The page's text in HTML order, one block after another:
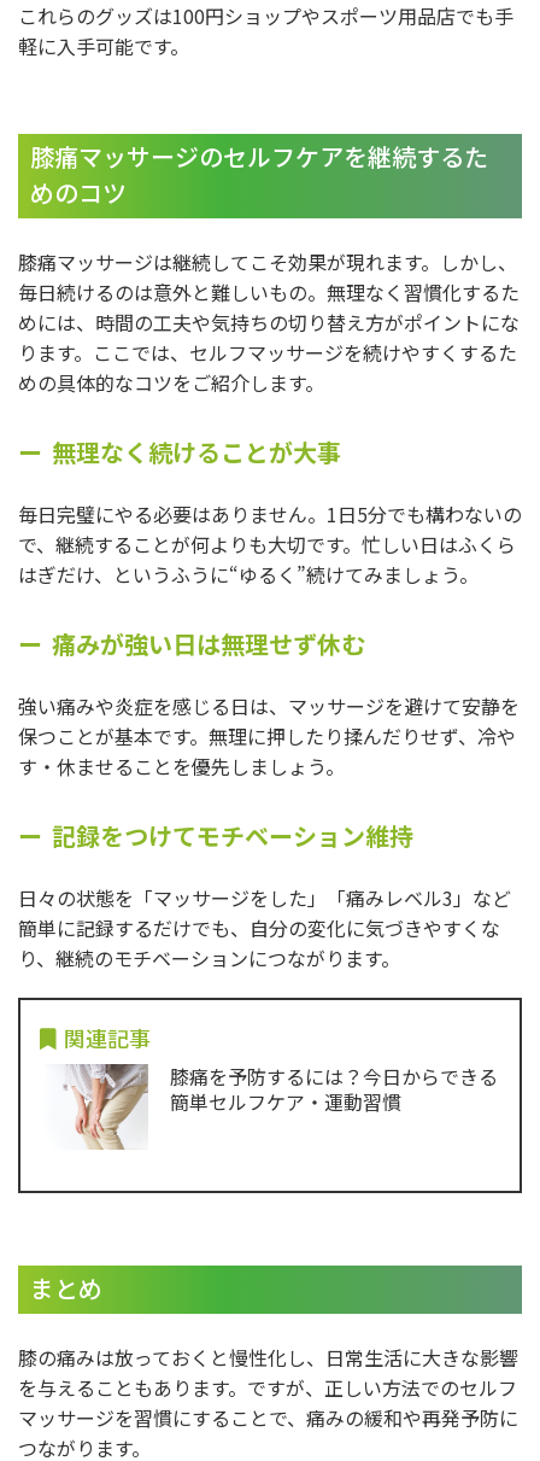
これらのグッズは100円ショップやスポーツ用品店でも手
軽に入手可能です。
膝痛マッサージのセルフケアを継続するた
めのコツ
膝痛マッサージは継続してこそ効果が現れます。しかし、
毎日続けるのは意外と難しいもの。無理なく習慣化するた
めには、時間の工夫や気持ちの切り替え方がポイントにな
ります。ここでは、セルフマッサージを続けやすくするた
めの具体的なコツをご紹介します。
無理なく続けることが大事
毎日完璧にやる必要はありません。1日5分でも構わないの
で、継続することが何よりも大切です。忙しい日はふくら
はぎだけ、というふうに“ゆるく”続けてみましょう。
痛みが強い日は無理せず休む
強い痛みや炎症を感じる日は、マッサージを避けて安静を
保つことが基本です。無理に押したり揉んだりせず、冷や
す・休ませることを優先しましょう。
記録をつけてモチベーション維持
日々の状態を「マッサージをした」「痛みレベル3」など
簡単に記録するだけでも、自分の変化に気づきやすくな
り、継続のモチベーションにつながります。
関連記事
膝痛を予防するには？今日からできる
簡単セルフケア・運動習慣
まとめ
膝の痛みは放っておくと慢性化し、日常生活に大きな影響
を与えることもあります。ですが、正しい方法でのセルフ
マッサージを習慣にすることで、痛みの緩和や再発予防に
つながります。